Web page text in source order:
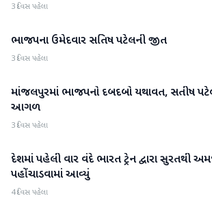
3 દિવસ પહેલા
ગુજરાત
ભાજપના ઉમેદવાર સતિષ પટેલની જીત
3 દિવસ પહેલા
ગુજરાત
માંજલપુરમાં ભાજપનો દબદબો યથાવત, સતીષ પટેલ
આગળ
3 દિવસ પહેલા
ગુજરાત
દેશમાં પહેલી વાર વંદે ભારત ટ્રેન દ્વારા સુરતથી
પહોંચાડવામાં આવ્યું
4 દિવસ પહેલા